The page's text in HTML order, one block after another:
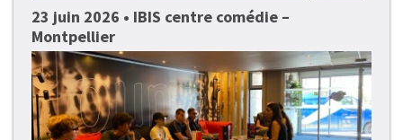
23 juin 2026 • IBIS centre comédie –
Montpellier